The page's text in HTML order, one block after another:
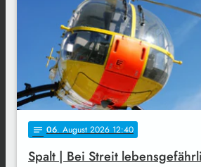
notes 06. August 2026 12:40
Spalt | Bei Streit